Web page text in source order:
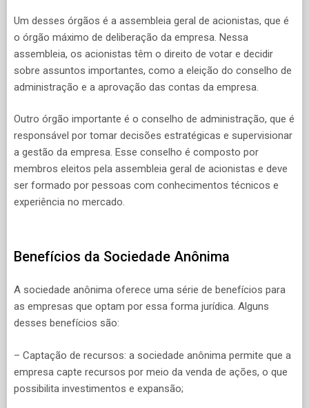
Um desses órgãos é a assembleia geral de acionistas, que é
o órgão máximo de deliberação da empresa. Nessa
assembleia, os acionistas têm o direito de votar e decidir
sobre assuntos importantes, como a eleição do conselho de
administração e a aprovação das contas da empresa.
Outro órgão importante é o conselho de administração, que é
responsável por tomar decisões estratégicas e supervisionar
a gestão da empresa. Esse conselho é composto por
membros eleitos pela assembleia geral de acionistas e deve
ser formado por pessoas com conhecimentos técnicos e
experiência no mercado.
Benefícios da Sociedade Anônima
A sociedade anônima oferece uma série de benefícios para
as empresas que optam por essa forma jurídica. Alguns
desses benefícios são:
– Captação de recursos: a sociedade anônima permite que a
empresa capte recursos por meio da venda de ações, o que
possibilita investimentos e expansão;